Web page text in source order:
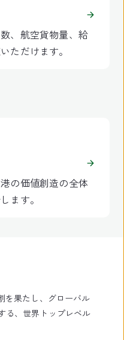
、航空貨物量、給
ただけます。
の価値創造の全体
ます。
を果たし、グローバル
る、世界トップレベル